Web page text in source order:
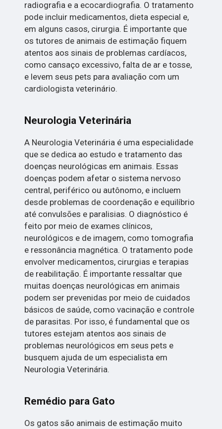
radiografia e a ecocardiografia. O tratamento
pode incluir medicamentos, dieta especial e,
em alguns casos, cirurgia. É importante que
os tutores de animais de estimação fiquem
atentos aos sinais de problemas cardíacos,
como cansaço excessivo, falta de ar e tosse,
e levem seus pets para avaliação com um
cardiologista veterinário.
Neurologia Veterinária
A Neurologia Veterinária é uma especialidade
que se dedica ao estudo e tratamento das
doenças neurológicas em animais. Essas
doenças podem afetar o sistema nervoso
central, periférico ou autônomo, e incluem
desde problemas de coordenação e equilíbrio
até convulsões e paralisias. O diagnóstico é
feito por meio de exames clínicos,
neurológicos e de imagem, como tomografia
e ressonância magnética. O tratamento pode
envolver medicamentos, cirurgias e terapias
de reabilitação. É importante ressaltar que
muitas doenças neurológicas em animais
podem ser prevenidas por meio de cuidados
básicos de saúde, como vacinação e controle
de parasitas. Por isso, é fundamental que os
tutores estejam atentos aos sinais de
problemas neurológicos em seus pets e
busquem ajuda de um especialista em
Neurologia Veterinária.
Remédio para Gato
Os gatos são animais de estimação muito